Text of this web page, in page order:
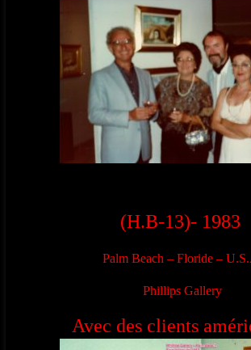
(H.B-13)- 1983
Palm Beach – Floride –
Phillips Gallery
Avec des clients